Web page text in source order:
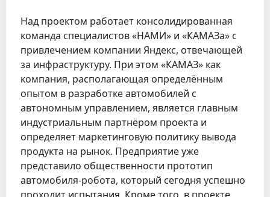
Над проектом работает консолидированная
команда специалистов «НАМИ» и «КАМАЗа» с
привлечением компании Яндекс, отвечающей
за инфраструктуру. При этом «КАМАЗ» как
компания, располагающая определённым
опытом в разработке автомобилей с
автономным управлением, является главным
индустриальным партнёром проекта и
определяет маркетинговую политику вывода
продукта на рынок. Предприятие уже
представило общественности прототип
автомобиля-робота, который сегодня успешно